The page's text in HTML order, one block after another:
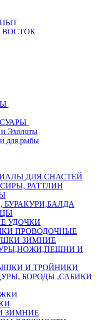
ВОСТОК
Эхолоты
для рыбы
ДЛЯ СНАСТЕЙ
РАТТЛИН
БУРАКУРИ,БАЛДА
УДОЧКИ
ПРОВОДОЧНЫЕ
ЗИМНИЕ
И
И ТРОЙНИКИ
БОРОДЫ ,САБИКИ
ЗИМНИЕ